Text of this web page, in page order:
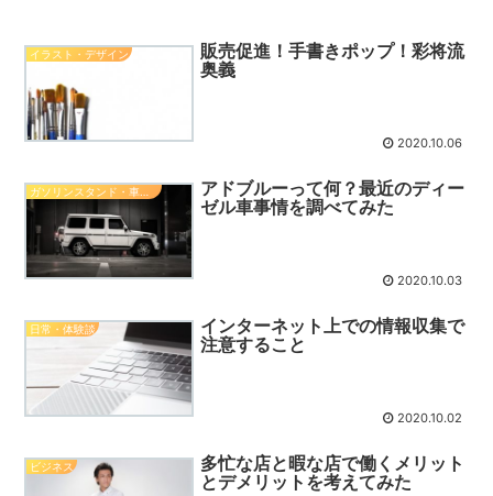
イラスト・デザイン
販売促進！手書きポップ！彩将流
奥義
2020.10.06
アドブルーって何？最近のディー
ゼル車事情を調べてみた
2020.10.03
日常・体験談
インターネット上での情報収集で
注意すること
2020.10.02
ビジネス
多忙な店と暇な店で働くメリット
とデメリットを考えてみた